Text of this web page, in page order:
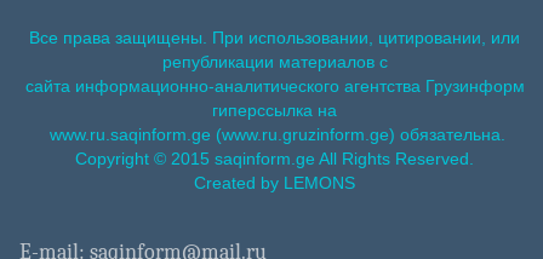
Все права защищены. При использовании, цитировании, или
републикации материалов с
сайта информационно-аналитического агентства Грузинформ
гиперссылка на
www.ru.saqinform.ge (www.ru.gruzinform.ge) обязательна.
Copyright © 2015 saqinform.ge All Rights Reserved.
Created by LEMONS
E-mail: saqinform@mail.ru